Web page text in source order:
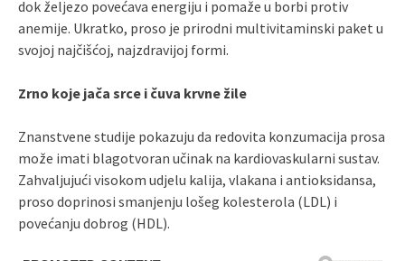
dok željezo povećava energiju i pomaže u borbi protiv
anemije. Ukratko, proso je prirodni multivitaminski paket u
svojoj najčišćoj, najzdravijoj formi.
Zrno koje jača srce i čuva krvne žile
Znanstvene studije pokazuju da redovita konzumacija prosa
može imati blagotvoran učinak na kardiovaskularni sustav.
Zahvaljujući visokom udjelu kalija, vlakana i antioksidansa,
proso doprinosi smanjenju lošeg kolesterola (LDL) i
povećanju dobrog (HDL).